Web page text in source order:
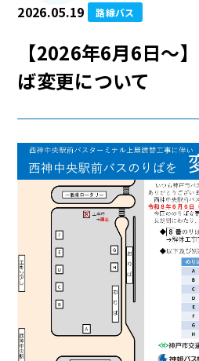
2026.05.19 路線バス
【2026年6月6日～
ば変更について